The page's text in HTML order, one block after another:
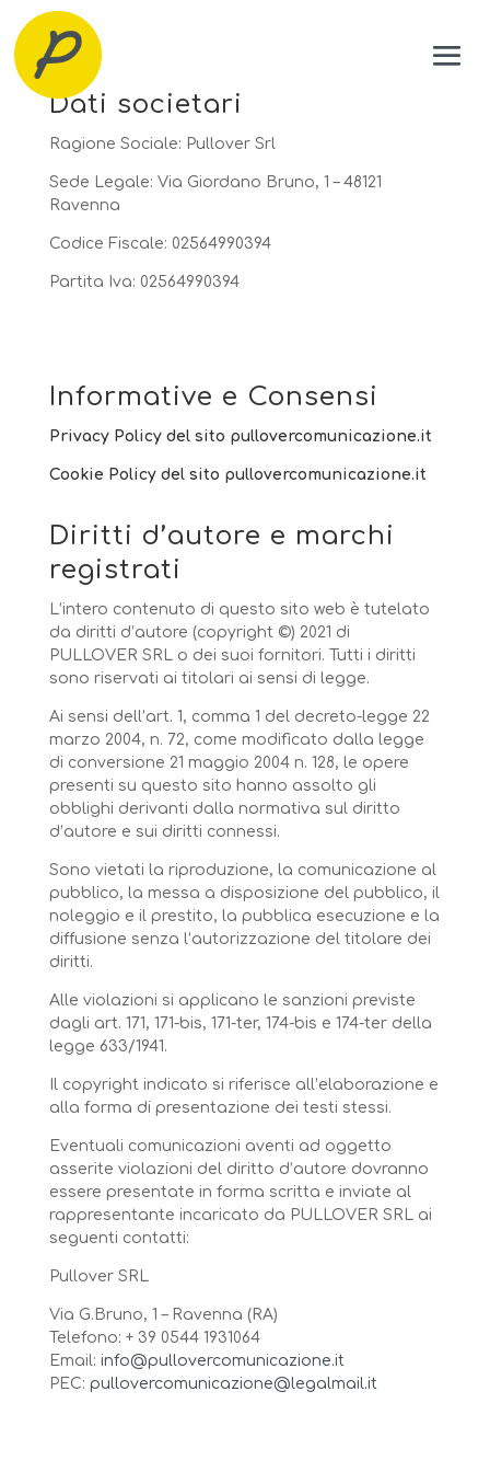
Dati societari
Ragione Sociale: Pullover Srl
Sede Legale: Via Giordano Bruno, 1 – 48121
Ravenna
Codice Fiscale: 02564990394
Partita Iva: 02564990394
Informative e Consensi
Privacy Policy del sito pullovercomunicazione.it
Cookie Policy del sito pullovercomunicazione.it
Diritti d’autore e marchi
registrati
L’intero contenuto di questo sito web è tutelato
da diritti d’autore (copyright ©) 2021 di
PULLOVER SRL o dei suoi fornitori. Tutti i diritti
sono riservati ai titolari ai sensi di legge.
Ai sensi dell’art. 1, comma 1 del decreto-legge 22
marzo 2004, n. 72, come modificato dalla legge
di conversione 21 maggio 2004 n. 128, le opere
presenti su questo sito hanno assolto gli
obblighi derivanti dalla normativa sul diritto
d’autore e sui diritti connessi.
Sono vietati la riproduzione, la comunicazione al
pubblico, la messa a disposizione del pubblico, il
noleggio e il prestito, la pubblica esecuzione e la
diffusione senza l’autorizzazione del titolare dei
diritti.
Alle violazioni si applicano le sanzioni previste
dagli art. 171, 171-bis, 171-ter, 174-bis e 174-ter della
legge 633/1941.
Il copyright indicato si riferisce all’elaborazione e
alla forma di presentazione dei testi stessi.
Eventuali comunicazioni aventi ad oggetto
asserite violazioni del diritto d’autore dovranno
essere presentate in forma scritta e inviate al
rappresentante incaricato da PULLOVER SRL ai
seguenti contatti:
Pullover SRL
Via G.Bruno, 1 – Ravenna (RA)
Telefono: + 39 0544 1931064
Email: info@pullovercomunicazione.it
PEC: pullovercomunicazione@legalmail.it